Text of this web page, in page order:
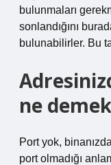
bulunmaları
sonlandığını
bulunabilirler. Bu
ne
Port yok,
port olmadığı